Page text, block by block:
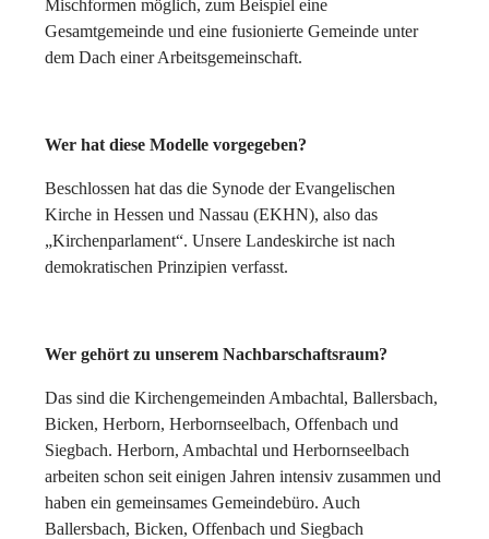
Mischformen möglich, zum Beispiel eine
Gesamtgemeinde und eine fusionierte Gemeinde unter
dem Dach einer Arbeitsgemeinschaft.
Wer hat diese Modelle vorgegeben?
Beschlossen hat das die Synode der Evangelischen
Kirche in Hessen und Nassau (EKHN), also das
„Kirchenparlament“. Unsere Landeskirche ist nach
demokratischen Prinzipien verfasst.
Wer gehört zu unserem Nachbarschaftsraum?
Das sind die Kirchengemeinden Ambachtal, Ballersbach,
Bicken, Herborn, Herbornseelbach, Offenbach und
Siegbach. Herborn, Ambachtal und Herbornseelbach
arbeiten schon seit einigen Jahren intensiv zusammen und
haben ein gemeinsames Gemeindebüro. Auch
Ballersbach, Bicken, Offenbach und Siegbach